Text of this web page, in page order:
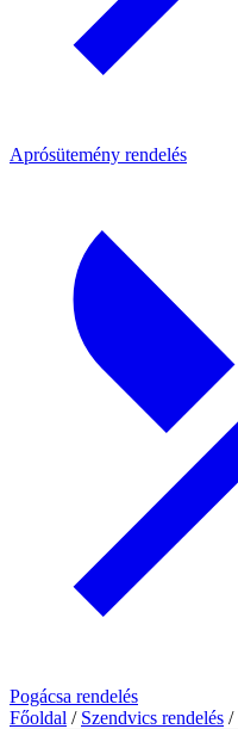
Aprósütemény rendelés
Pogácsa rendelés
Főoldal / Szendvics rendelés /